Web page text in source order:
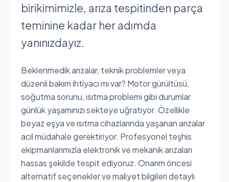
birikimimizle, arıza tespitinden parça
teminine kadar her adımda
yanınızdayız.
Beklenmedik arızalar, teknik problemler veya
düzenli bakım ihtiyacı mı var? Motor gürültüsü,
soğutma sorunu, ısıtma problemi gibi durumlar
günlük yaşamınızı sekteye uğratıyor. Özellikle
beyaz eşya ve ısıtma cihazlarında yaşanan arızalar
acil müdahale gerektiriyor. Profesyonel teşhis
ekipmanlarımızla elektronik ve mekanik arızaları
hassas şekilde tespit ediyoruz. Onarım öncesi
alternatif seçenekler ve maliyet bilgileri detaylı